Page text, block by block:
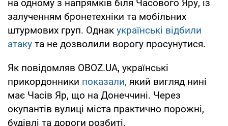
на одному з напрямків біля Часового Яру, із
залученням бронетехніки та мобільних
штурмових груп. Однак українські відбили
атаку та не дозволили ворогу просунутися.
Як повідомляв OBOZ.UA, українські
прикордонники показали, який вигляд нині
має Часів Яр, що на Донеччині. Через
окупантів вулиці міста практично порожні,
будівлі та дороги розбиті.